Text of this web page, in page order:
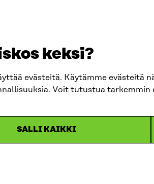
keksi?
evästeitä. Käytämme evästeitä
Voit tutustua tarkemmin
SALLI KAIKKI